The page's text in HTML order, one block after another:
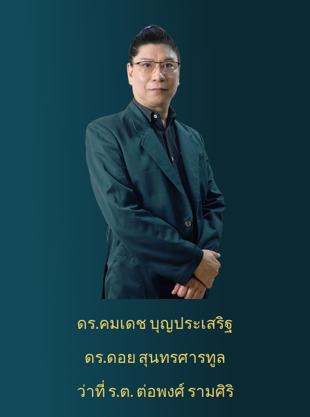
ดร.คมเดช บุญประเสริฐ
ดร.ดอย สุนทรศารทูล
ว่าที่ ร.ต. ต่อพงศ์ รามศิริ